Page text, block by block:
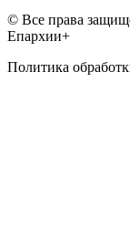
© Все права
Епархии+
Политика